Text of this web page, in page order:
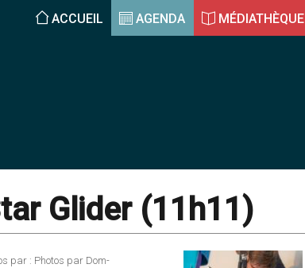
ACCUEIL AGENDA MÉDIATHÈQUE
Glider (11h11)
par : Photos par Dom-